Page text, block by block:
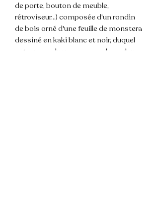
de porte, bouton de meuble,
rétroviseur...) composée d'un rondin
de bois orné d'une feuille de monstera
dessiné en kaki blanc et noir, duquel
est suspendu un pompon de couleur